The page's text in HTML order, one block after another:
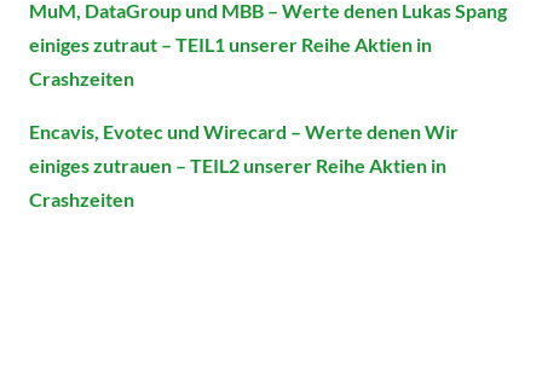
MuM, DataGroup und MBB – Werte denen Lukas Spang
einiges zutraut – TEIL1 unserer Reihe Aktien in
Crashzeiten
Encavis, Evotec und Wirecard – Werte denen Wir
einiges zutrauen – TEIL2 unserer Reihe Aktien in
Crashzeiten